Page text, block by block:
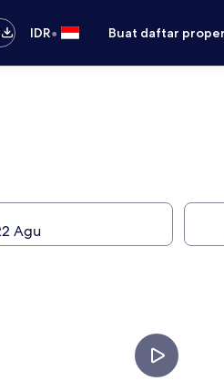
IDR• Buat daftar